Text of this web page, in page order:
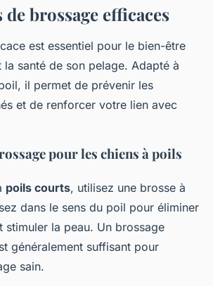
brossage efficaces
est essentiel pour le bien-être
santé de son pelage. Adapté à
il permet de prévenir les
et de renforcer votre lien avec
pour les chiens à poils
poils courts, utilisez une brosse à
dans le sens du poil pour éliminer
stimuler la peau. Un brossage
généralement suffisant pour
sain.